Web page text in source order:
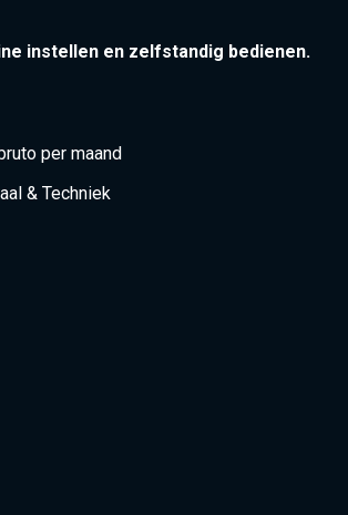
instellen en zelfstandig bedienen.
per maand
& Techniek